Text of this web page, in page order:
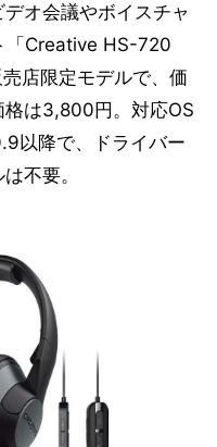
オ会議やボイスチャ
「Creative HS-720
店限定モデルで、価
格は3,800円。対応OS
以降で、ドライバー
不要。